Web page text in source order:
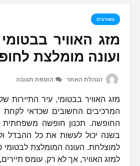
גאורגיה
מזג האוויר בבטומי
ועונה מומלצת
הנהלת האתר הוספת תגובה
מזג האוויר בבטומי, עיר התיירות
המרכיבים החשובים שכדאי לקחת
החופשה. תכנון חופשה משפחתית
בשנה יכול לעשות את כל ההבדל
למוצלחת. העונה המומלצת לבטומי
למזג האוויר, אך לא רק. עומס